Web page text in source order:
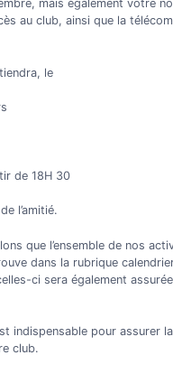
mais également votre
au club, ainsi que la
le
de 18H 30
l’amitié.
que l’ensemble de nos
dans la rubrique
ci sera également
indispensable pour assurer
club.